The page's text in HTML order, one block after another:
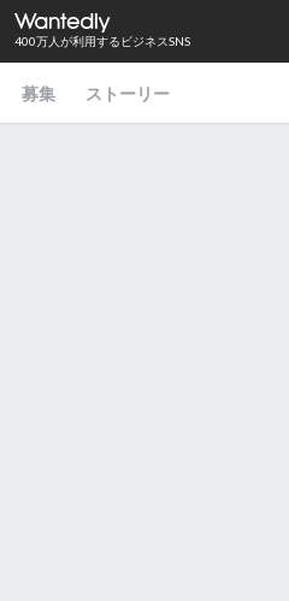
400万人が利用するビジネスSNS
募集 ストーリー